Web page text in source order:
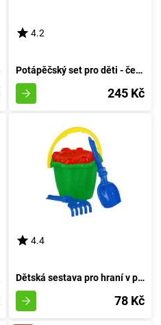
4.2
Potápěčský set pro děti - červený
245 Kč
4.4
Dětská sestava pro hraní v písku N04 - rudá
78 Kč